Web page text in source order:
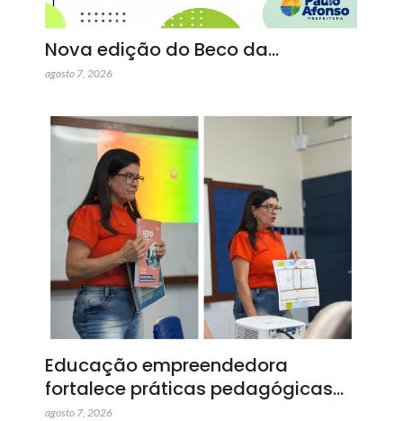
Nova edição do Beco da…
agosto 7, 2026
Educação empreendedora
fortalece práticas pedagógicas…
agosto 7, 2026